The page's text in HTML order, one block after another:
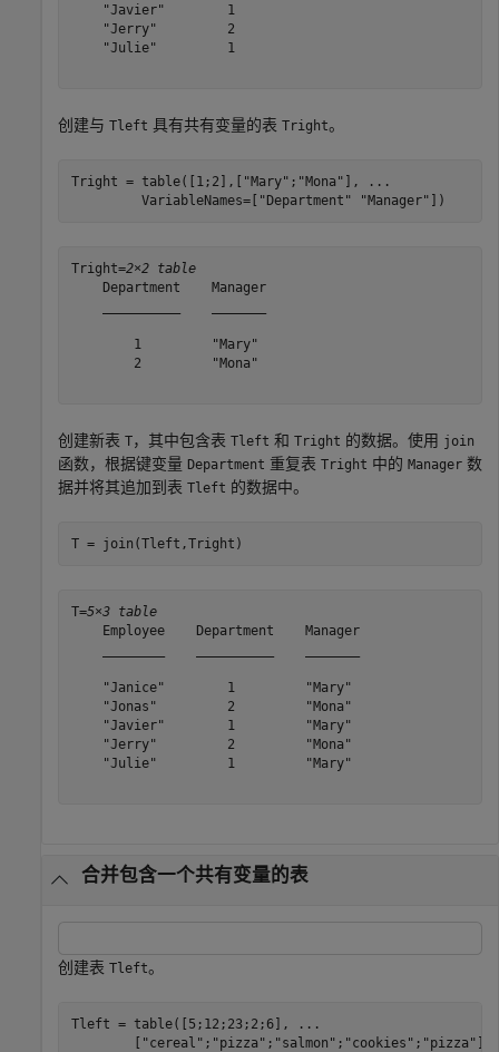
    "Javier"        1
    "Jerry"         2
    "Julie"         1
创建与 Tleft 具有共有变量的表 Tright。
Tright = table([1;2],[ "Mary" ; "Mona" ],
...
         VariableNames=[
"Department" "Manager" ])
Tright=2×2 table
    Department    Manager
        1         "Mary"
        2         "Mona"
创建新表 T，其中包含表 Tleft 和 Tright 的数据。使用 join
函数，根据键变量 Department 重复表 Tright 中的 Manager 数
据并将其追加到表 Tleft 的数据中。
T = join(Tleft,Tright)
T=5×3 table
    Employee    Department    Manager
    "Janice"        1         "Mary"
    "Jonas"         2         "Mona"
    "Javier"        1         "Mary"
    "Jerry"         2         "Mona"
    "Julie"         1         "Mary"
合并包含一个共有变量的表
创建表 Tleft。
Tleft = table([5;12;23;2;6],
...
        [
"cereal" ; "pizza" ; "salmon" ; "cookies" ; "pizza" ],